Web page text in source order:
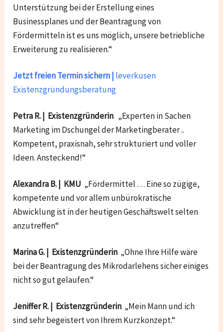
Unterstützung bei der Erstellung eines
Businessplanes und der Beantragung von
Fördermitteln ist es uns möglich, unsere betriebliche
Erweiterung zu realisieren.“
Jetzt freien Termin sichern | leverkusen
Existenzgründungsberatung
Petra R. | Existenzgründerin „Experten in Sachen
Marketing im Dschungel der Marketingberater ..
Kompetent, praxisnah, sehr strukturiert und voller
Ideen. Ansteckend!“
Alexandra B. | KMU „Fördermittel … Eine so zügige,
kompetente und vor allem unbürokratische
Abwicklung ist in der heutigen Geschäftswelt selten
anzutreffen“
Marina G. | Existenzgründerin „Ohne Ihre Hilfe wäre
bei der Beantragung des Mikrodarlehens sicher einiges
nicht so gut gelaufen.“
Jeniffer R. | Existenzgründerin „Mein Mann und ich
sind sehr begeistert von Ihrem Kurzkonzept.“